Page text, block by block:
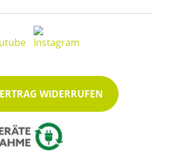
WIDERRUFEN